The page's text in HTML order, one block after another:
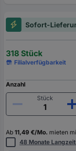
Sofort-
318 Stück
Filialverfügbarkeit
Anzahl
Stück
Ab 11,49 €/Mo. mieten
48 Monate